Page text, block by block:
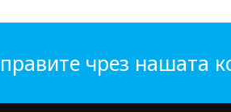
чрез нашата